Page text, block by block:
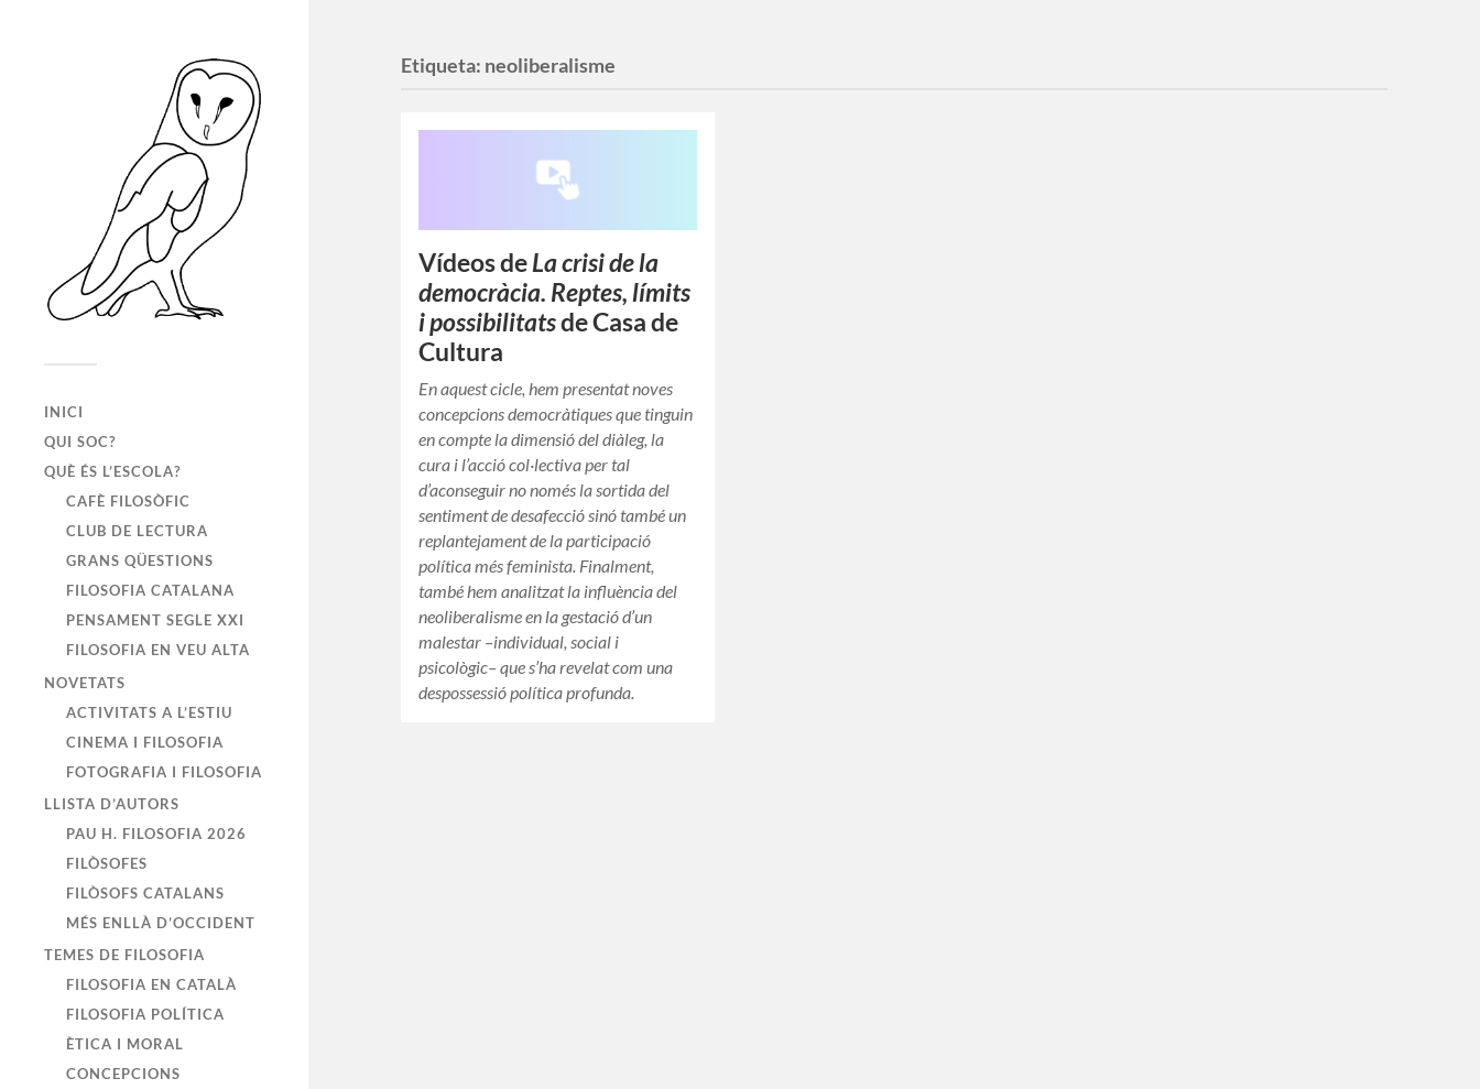
INICI
QUI SOC?
QUÈ ÉS L’ESCOLA?
CAFÈ FILOSÒFIC
CLUB DE LECTURA
GRANS QÜESTIONS
FILOSOFIA CATALANA
PENSAMENT SEGLE XXI
FILOSOFIA EN VEU ALTA
NOVETATS
ACTIVITATS A L’ESTIU
CINEMA I FILOSOFIA
FOTOGRAFIA I FILOSOFIA
LLISTA D’AUTORS
PAU H. FILOSOFIA 2026
FILÒSOFES
FILÒSOFS CATALANS
MÉS ENLLÀ D’OCCIDENT
TEMES DE FILOSOFIA
FILOSOFIA EN CATALÀ
FILOSOFIA POLÍTICA
ÈTICA I MORAL
CONCEPCIONS
Etiqueta: neoliberalisme
Vídeos deLa crisi de la
democràcia. Reptes, límits
i possibilitatsde Casa de
Cultura
En aquest cicle, hem presentat noves
concepcions democràtiques que tinguin
en compte la dimensió del diàleg, la
cura i l’acció col·lectiva per tal
d’aconseguir no només la sortida del
sentiment de desafecció sinó també un
replantejament de la participació
política més feminista. Finalment,
també hem analitzat la influència del
neoliberalisme en la gestació d’un
malestar –individual, social i
psicològic– que s’ha revelat com una
despossessió política profunda.